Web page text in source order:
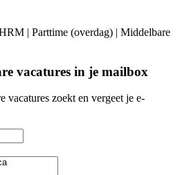
| Parttime (overdag) | Middelbare
vacatures in je mailbox
vacatures zoekt en vergeet je e-